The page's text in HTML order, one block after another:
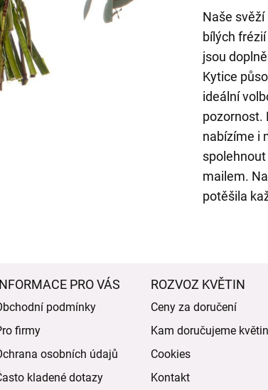
Naše
bílých
jsou
Kytice
ideální
pozornost.
nabízíme i
mailem.
potěšila
PRO VÁS
podmínky
firmy
osobních údajů
kladené dotazy
ROZVOZ KVĚTIN
Ceny za doručení
Kam doručujeme
Cookies
Kontakt